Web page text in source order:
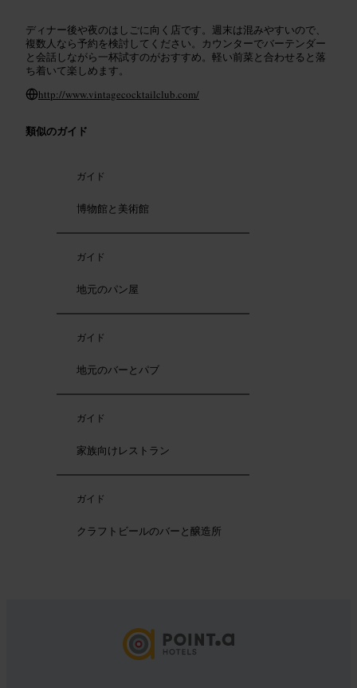
ディナー後や夜のはしごに向く店です。週末は混みやすいので、
複数人なら予約を検討してください。カウンターでバーテンダー
と会話しながら一杯試すのがおすすめ。軽い前菜と合わせると落
ち着いて楽しめます。
http://www.vintagecocktailclub.com/
類似のガイド
ガイド
博物館と美術館
ガイド
地元のパン屋
ガイド
地元のバーとパブ
ガイド
家族向けレストラン
ガイド
クラフトビールのバーと醸造所